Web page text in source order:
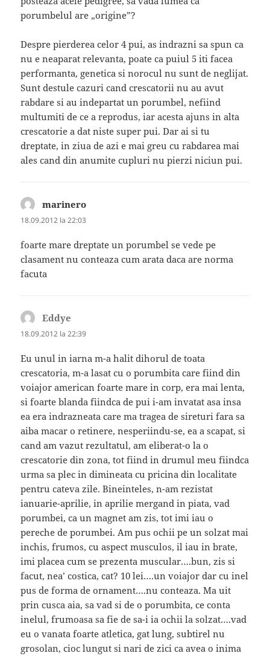
porumbelul are „origine”?
Despre pierderea celor 4 pui, as indrazni sa spun ca
nu e neaparat relevanta, poate ca puiul 5 iti facea
performanta, genetica si norocul nu sunt de neglijat.
Sunt destule cazuri cand crescatorii nu au avut
rabdare si au indepartat un porumbel, nefiind
multumiti de ce a reprodus, iar acesta ajuns in alta
crescatorie a dat niste super pui. Dar ai si tu
dreptate, in ziua de azi e mai greu cu rabdarea mai
ales cand din anumite cupluri nu pierzi niciun pui.
marinero
18.09.2012 la 22:03
foarte mare dreptate un porumbel se vede pe
clasament nu conteaza cum arata daca are norma
facuta
Eddye
18.09.2012 la 22:39
Eu unul in iarna m-a halit dihorul de toata
crescatoria, m-a lasat cu o porumbita care fiind din
voiajor american foarte mare in corp, era mai lenta,
si foarte blanda fiindca de pui i-am invatat asa insa
ea era indrazneata care ma tragea de sireturi fara sa
aiba macar o retinere, nesperiindu-se, ea a scapat, si
cand am vazut rezultatul, am eliberat-o la o
crescatorie din zona, tot fiind in drumul meu fiindca
urma sa plec in dimineata cu pricina din localitate
pentru cateva zile. Bineinteles, n-am rezistat
ianuarie-aprilie, in aprilie mergand in piata, vad
porumbei, ca un magnet am zis, tot imi iau o
pereche de porumbei. Am pus ochii pe un solzat mai
inchis, frumos, cu aspect musculos, il iau in brate,
imi placea cum se prezenta muscular….bun, zis si
facut, nea’ costica, cat? 10 lei….un voiajor dar cu inel
pus de forma de ornament….nu conteaza. Ma uit
prin cusca aia, sa vad si de o porumbita, ce conta
inelul, frumoasa sa fie de sa-i ia ochii la solzat….vad
eu o vanata foarte atletica, gat lung, subtirel nu
grosolan, cioc lungut si nari de zici ca avea o inima